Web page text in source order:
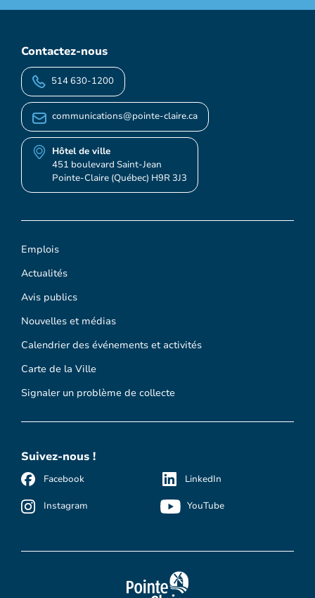
Emplois
Actualités
Avis publics
Nouvelles et médias
Calendrier des événements et activités
Carte de la Ville
Signaler un problème de collecte
Contactez-nous
514 630-1200
communications@pointe-claire.ca
Hôtel de ville
451 boulevard Saint-Jean
Pointe-Claire (Québec) H9R 3J3
Suivez-nous !
Facebook
Instagram
LinkedIn
YouTube